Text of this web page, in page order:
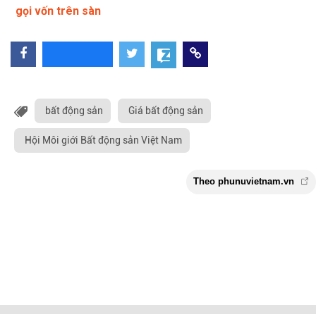
gọi vốn trên sàn
bất động sản Giá bất động sản
Hội Môi giới Bất động sản Việt Nam